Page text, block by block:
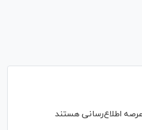
عرصه اطلاع‌رسانی هستند